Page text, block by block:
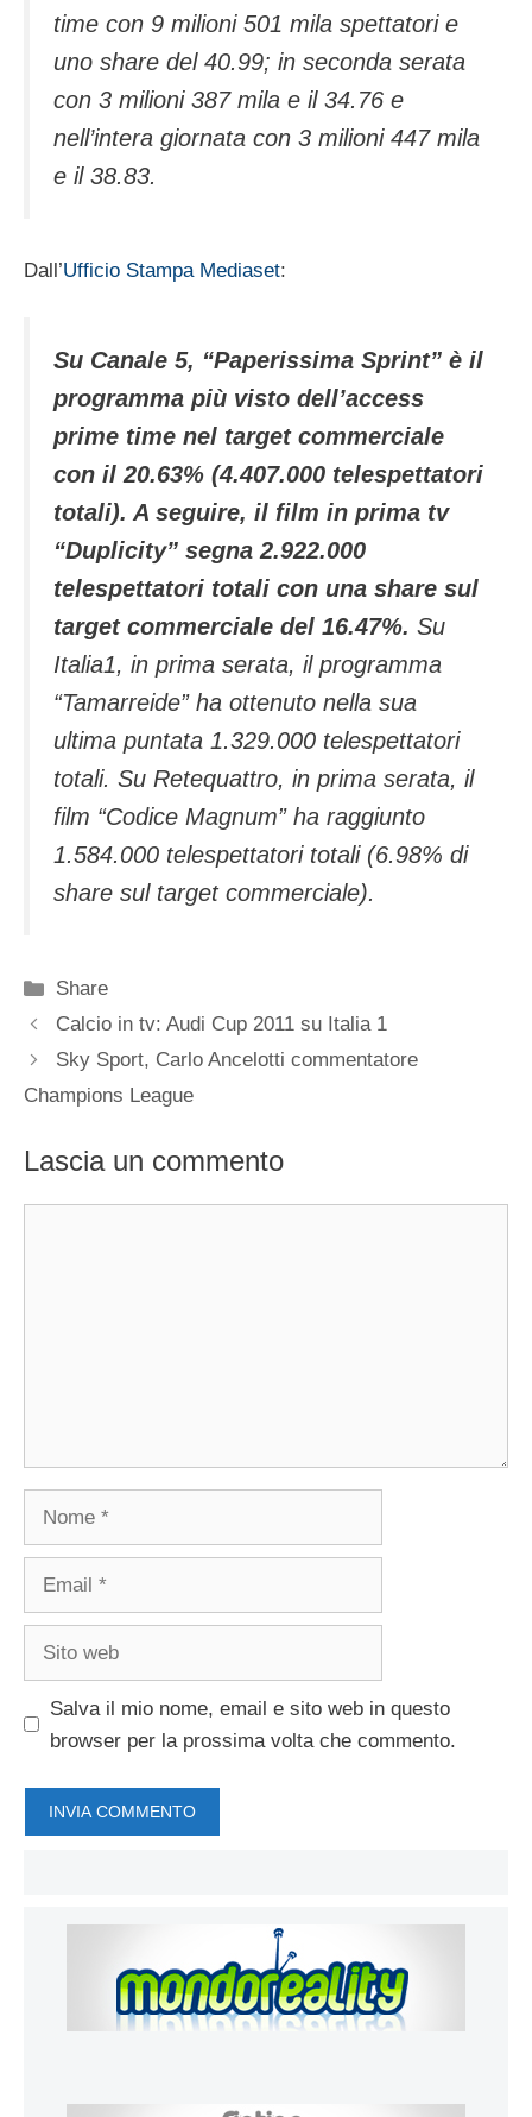
time con 9 milioni 501 mila spettatori e
uno share del 40.99; in seconda serata
con 3 milioni 387 mila e il 34.76 e
nell’intera giornata con 3 milioni 447 mila
e il 38.83.
Dall’Ufficio Stampa Mediaset:
Su Canale 5, “Paperissima Sprint” è il
programma più visto dell’access
prime time nel target commerciale
con il 20.63% (4.407.000 telespettatori
totali). A seguire, il film in prima tv
“Duplicity” segna 2.922.000
telespettatori totali con una share sul
target commerciale del 16.47%. Su
Italia1, in prima serata, il programma
“Tamarreide” ha ottenuto nella sua
ultima puntata 1.329.000 telespettatori
totali. Su Retequattro, in prima serata, il
film “Codice Magnum” ha raggiunto
1.584.000 telespettatori totali (6.98% di
share sul target commerciale).
Categorie
Share
Calcio in tv: Audi Cup 2011 su Italia 1
Sky Sport, Carlo Ancelotti commentatore
Champions League
Lascia un commento
Nome
Email
Sito
Salva il mio nome, email e sito web in questo
browser per la prossima volta che commento.